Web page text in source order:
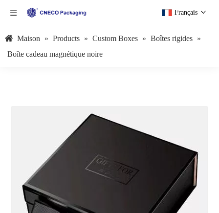
Français
Maison » Products » Custom Boxes » Boîtes rigides »
Boîte cadeau magnétique noire